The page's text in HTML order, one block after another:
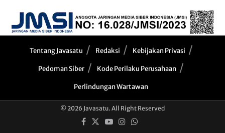
Tentang Javasatu Redaksi Kebijakan Privasi
Pedoman Siber Kode Perilaku Perusahaan
Perlindungan Wartawan
© 2026 Javasatu. All Right Reserved